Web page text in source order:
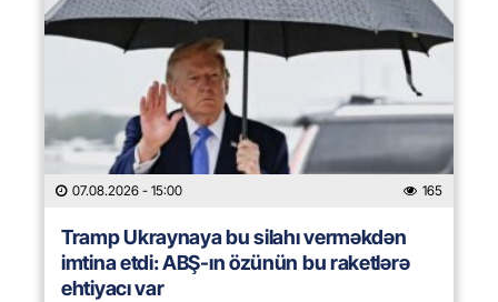
07.08.2026 - 15:00 165
Tramp Ukraynaya bu silahı verməkdən
imtina etdi: ABŞ-ın özünün bu raketlərə
ehtiyacı var